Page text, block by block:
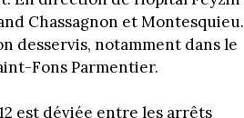
Chassagnon et Montesquieu.
desservis, notamment dans le
Fons Parmentier.
est déviée entre les arrêts